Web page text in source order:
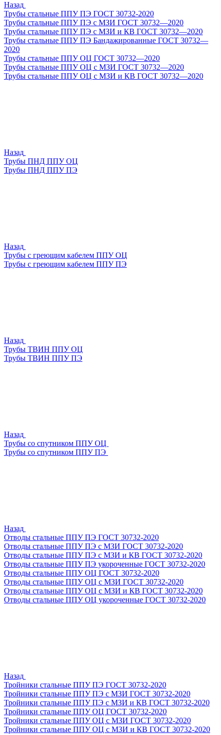
Назад
Трубы стальные ППУ ПЭ ГОСТ 30732-2020
Трубы стальные ППУ ПЭ с МЗИ ГОСТ 30732—2020
Трубы стальные ППУ ПЭ с МЗИ и КВ ГОСТ 30732—2020
Трубы стальные ППУ ПЭ Бандажированные ГОСТ 30732—
2020
Трубы стальные ППУ ОЦ ГОСТ 30732—2020
Трубы стальные ППУ ОЦ с МЗИ ГОСТ 30732—2020
Трубы стальные ППУ ОЦ с МЗИ и КВ ГОСТ 30732—2020
Назад
Трубы ПНД ППУ ОЦ
Трубы ПНД ППУ ПЭ
Назад
Трубы с греющим кабелем ППУ ОЦ
Трубы с греющим кабелем ППУ ПЭ
Назад
Трубы ТВИН ППУ ОЦ
Трубы ТВИН ППУ ПЭ
Назад
Трубы со спутником ППУ ОЦ
Трубы со спутником ППУ ПЭ
Назад
Отводы стальные ППУ ПЭ ГОСТ 30732-2020
Отводы стальные ППУ ПЭ с МЗИ ГОСТ 30732-2020
Отводы стальные ППУ ПЭ с МЗИ и КВ ГОСТ 30732-2020
Отводы стальные ППУ ПЭ укороченные ГОСТ 30732-2020
Отводы стальные ППУ ОЦ ГОСТ 30732-2020
Отводы стальные ППУ ОЦ с МЗИ ГОСТ 30732-2020
Отводы стальные ППУ ОЦ с МЗИ и КВ ГОСТ 30732-2020
Отводы стальные ППУ ОЦ укороченные ГОСТ 30732-2020
Назад
Тройники стальные ППУ ПЭ ГОСТ 30732-2020
Тройники стальные ППУ ПЭ с МЗИ ГОСТ 30732-2020
Тройники стальные ППУ ПЭ с МЗИ и КВ ГОСТ 30732-2020
Тройники стальные ППУ ОЦ ГОСТ 30732-2020
Тройники стальные ППУ ОЦ с МЗИ ГОСТ 30732-2020
Тройники стальные ППУ ОЦ с МЗИ и КВ ГОСТ 30732-2020